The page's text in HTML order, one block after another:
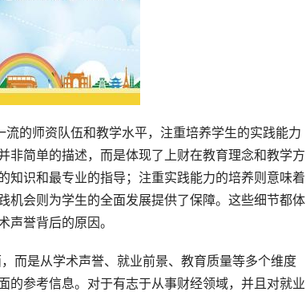
流的师资队伍和教学水平，注重培养学生的实践能力
非简单的描述，而是体现了上财在教育理念和教学方
知识和最专业的指导；注重实践能力的培养则意味着
机会则为学生的全面发展提供了保障。这些细节都体
誉背后的原因。
的参考信息。对于有志于从事财经领域，并且对就业